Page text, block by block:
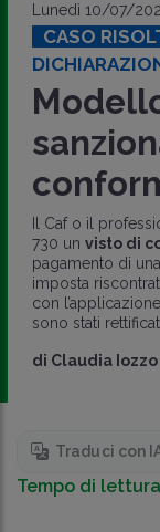
Lunedì 10/07/
CASO
Il Caf o il
730 un visto di
pagamento di una
imposta
con
sono stati
di Claudia Iozzo
Traduci con
Tempo di lettura